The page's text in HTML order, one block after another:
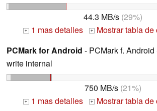
44.3 MB/s(29%)
+ 1 mas detalles +
Mostrar tabla
PCMark for Android - PCMark f.
write internal
750 MB/s(21%)
+ 1 mas detalles +
Mostrar tabla